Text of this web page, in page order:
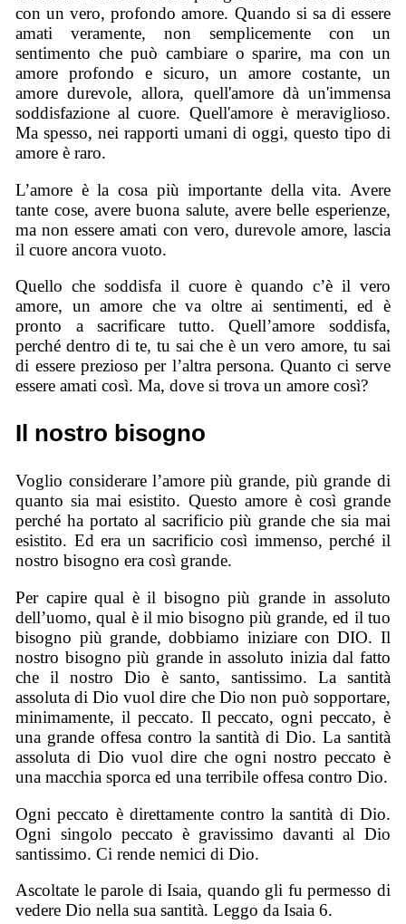
con un vero, profondo amore. Quando si sa di essere
amati veramente, non semplicemente con un
sentimento che può cambiare o sparire, ma con un
amore profondo e sicuro, un amore costante, un
amore durevole, allora, quell'amore dà un'immensa
soddisfazione al cuore. Quell'amore è meraviglioso.
Ma spesso, nei rapporti umani di oggi, questo tipo di
amore è raro.
L’amore è la cosa più importante della vita. Avere
tante cose, avere buona salute, avere belle esperienze,
ma non essere amati con vero, durevole amore, lascia
il cuore ancora vuoto.
Quello che soddisfa il cuore è quando c’è il vero
amore, un amore che va oltre ai sentimenti, ed è
pronto a sacrificare tutto. Quell’amore soddisfa,
perché dentro di te, tu sai che è un vero amore, tu sai
di essere prezioso per l’altra persona. Quanto ci serve
essere amati così. Ma, dove si trova un amore così?
Il nostro bisogno
Voglio considerare l’amore più grande, più grande di
quanto sia mai esistito. Questo amore è così grande
perché ha portato al sacrificio più grande che sia mai
esistito. Ed era un sacrificio così immenso, perché il
nostro bisogno era così grande.
Per capire qual è il bisogno più grande in assoluto
dell’uomo, qual è il mio bisogno più grande, ed il tuo
bisogno più grande, dobbiamo iniziare con DIO. Il
nostro bisogno più grande in assoluto inizia dal fatto
che il nostro Dio è santo, santissimo. La santità
assoluta di Dio vuol dire che Dio non può sopportare,
minimamente, il peccato. Il peccato, ogni peccato, è
una grande offesa contro la santità di Dio. La santità
assoluta di Dio vuol dire che ogni nostro peccato è
una macchia sporca ed una terribile offesa contro Dio.
Ogni peccato è direttamente contro la santità di Dio.
Ogni singolo peccato è gravissimo davanti al Dio
santissimo. Ci rende nemici di Dio.
Ascoltate le parole di Isaia, quando gli fu permesso di
vedere Dio nella sua santità. Leggo da Isaia 6.